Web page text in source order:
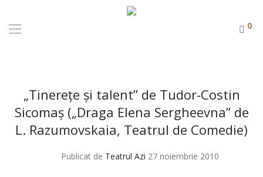
0
„Tinereţe şi talent” de Tudor-Costin
Sicomaş („Draga Elena Sergheevna” de
L. Razumovskaia, Teatrul de Comedie)
Publicat de Teatrul Azi 27 noiembrie 2010